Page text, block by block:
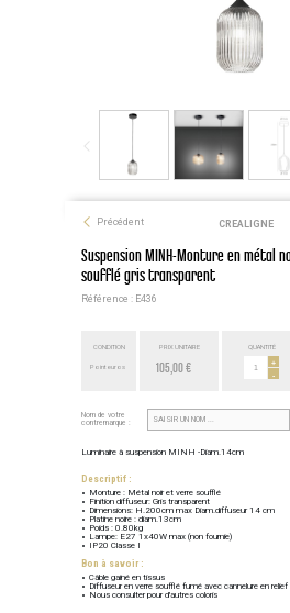
Précédent CREALIGNE
Suspension MINH-Monture en métal
soufflé gris transparent
Référence : E436
CONDITION
Point euros
PRIX UNITAIRE
105,00 €
QUANTITÉ
+
-
Nom de votre
contremarque :
Luminaire à suspension MINH -Diam.14cm
Descriptif :
Monture : Métal noir et verre soufflé
Finition diffuseur: Gris transparent
Dimensions: H.200cm max Diam.diffuseur 14 cm
Platine noire : diam.13cm
Poids : 0.80kg
Lampe: E27 1x40W max (non fournie)
IP20 Classe I
Bon à savoir :
Câble gainé en tissus
Diffuseur en verre soufflé fumé avec cannelure en relief
Nous consulter pour d'autres coloris